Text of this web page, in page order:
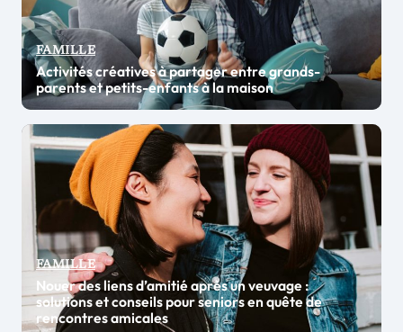
FAMILLE
Activités créatives à partager entre grands-
parents et petits-enfants à la maison
FAMILLE
Nouer des liens d’amitié après un veuvage :
solutions et conseils pour seniors en quête de
rencontres amicales